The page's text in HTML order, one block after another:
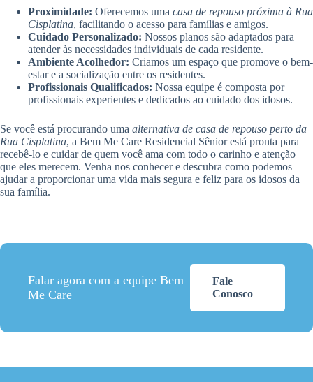
Proximidade: Oferecemos uma casa de repouso próxima à Rua
Cisplatina, facilitando o acesso para famílias e amigos.
Cuidado Personalizado: Nossos planos são adaptados para
atender às necessidades individuais de cada residente.
Ambiente Acolhedor: Criamos um espaço que promove o bem-
estar e a socialização entre os residentes.
Profissionais Qualificados: Nossa equipe é composta por
profissionais experientes e dedicados ao cuidado dos idosos.
Se você está procurando uma alternativa de casa de repouso perto da
Rua Cisplatina, a Bem Me Care Residencial Sênior está pronta para
recebê-lo e cuidar de quem você ama com todo o carinho e atenção
que eles merecem. Venha nos conhecer e descubra como podemos
ajudar a proporcionar uma vida mais segura e feliz para os idosos da
sua família.
Falar agora com a equipe Bem
Me Care
Fale
Conosco